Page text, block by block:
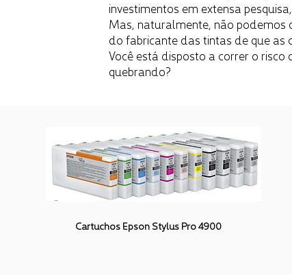
investimentos em extensa
Mas, naturalmente, não podemos
do fabricante das tintas de que as
Você está disposto a correr o
quebrando?
Cartuchos Epson Stylus Pro 4900